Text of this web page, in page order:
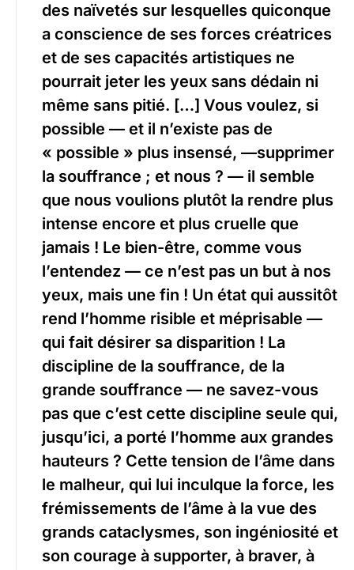
des naïvetés sur lesquelles quiconque
a conscience de ses forces créatrices
et de ses capacités artistiques ne
pourrait jeter les yeux sans dédain ni
même sans pitié. […] Vous voulez, si
possible — et il n’existe pas de
« possible » plus insensé, —supprimer
la souffrance ; et nous ? — il semble
que nous voulions plutôt la rendre plus
intense encore et plus cruelle que
jamais ! Le bien-être, comme vous
l’entendez — ce n’est pas un but à nos
yeux, mais une fin ! Un état qui aussitôt
rend l’homme risible et méprisable —
qui fait désirer sa disparition ! La
discipline de la souffrance, de la
grande souffrance — ne savez-vous
pas que c’est cette discipline seule qui,
jusqu’ici, a porté l’homme aux grandes
hauteurs ? Cette tension de l’âme dans
le malheur, qui lui inculque la force, les
frémissements de l’âme à la vue des
grands cataclysmes, son ingéniosité et
son courage à supporter, à braver, à